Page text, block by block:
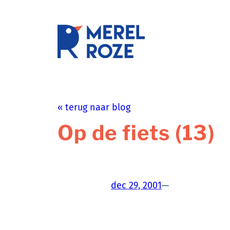
« terug naar blog
Op de fiets (13)
dec 29, 2001—